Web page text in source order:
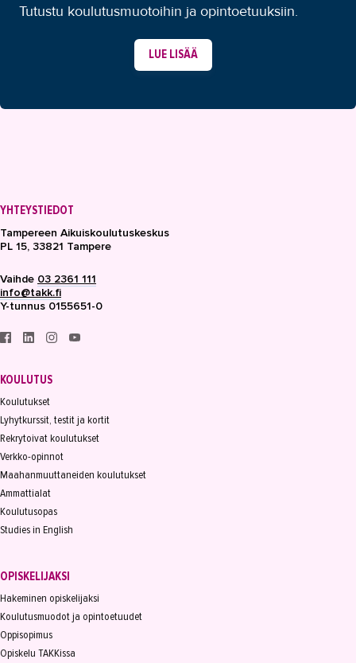
Tutustu koulutusmuotoihin ja opintoetuuksiin.
LUE LISÄÄ
YHTEYSTIEDOT
Tampereen Aikuiskoulutuskeskus
PL 15, 33821 Tampere
Vaihde 03 2361 111
info@takk.fi
Y-tunnus 0155651-0
KOULUTUS
Koulutukset
Lyhytkurssit, testit ja kortit
Rekrytoivat koulutukset
Verkko-opinnot
Maahanmuuttaneiden koulutukset
Ammattialat
Koulutusopas
Studies in English
OPISKELIJAKSI
Hakeminen opiskelijaksi
Koulutusmuodot ja opintoetuudet
Oppisopimus
Opiskelu TAKKissa